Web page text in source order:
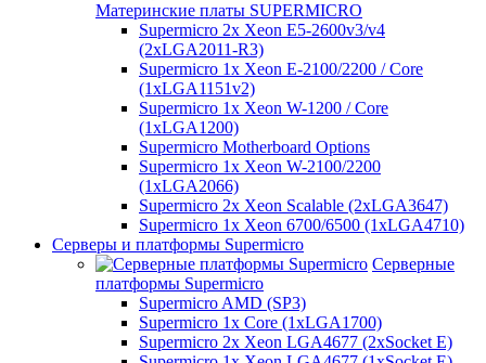
Материнские платы SUPERMICRO
Supermicro 2x Xeon E5-2600v3/v4
(2xLGA2011-R3)
Supermicro 1x Xeon E-2100/2200 / Core
(1xLGA1151v2)
Supermicro 1x Xeon W-1200 / Core
(1xLGA1200)
Supermicro Motherboard Options
Supermicro 1x Xeon W-2100/2200
(1xLGA2066)
Supermicro 2x Xeon Scalable (2xLGA3647)
Supermicro 1x Xeon 6700/6500 (1xLGA4710)
Серверы и платформы Supermicro
Серверные
платформы Supermicro
Supermicro AMD (SP3)
Supermicro 1x Core (1xLGA1700)
Supermicro 2x Xeon LGA4677 (2xSocket E)